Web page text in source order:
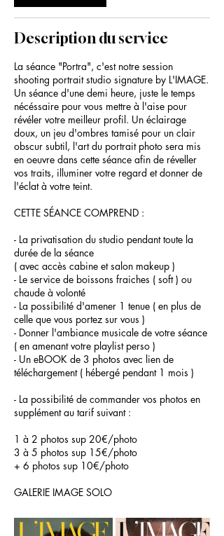
Description du service
La séance "Portra", c'est notre session
shooting portrait studio signature by L'IMAGE.
Un séance d'une demi heure, juste le temps
nécéssaire pour vous mettre à l'aise pour
révéler votre meilleur profil. Un éclairage
doux, un jeu d'ombres tamisé pour un clair
obscur subtil, l'art du portrait photo sera mis
en oeuvre dans cette séance afin de réveller
vos traits, illuminer votre regard et donner de
l'éclat à votre teint.
CETTE SÉANCE COMPREND :
- La privatisation du studio pendant toute la
durée de la séance
( avec accès cabine et salon makeup )
- Le service de boissons fraiches ( soft ) ou
chaude à volonté
- La possibilité d'amener 1 tenue ( en plus de
celle que vous portez sur vous )
- Donner l'ambiance musicale de votre séance
( en amenant votre playlist perso )
- Un eBOOK de 3 photos avec lien de
téléchargement ( hébergé pendant 1 mois )
- La possibilité de commander vos photos en
supplément au tarif suivant :
1 à 2 photos sup 20€/photo
3 à 5 photos sup 15€/photo
+ 6 photos sup 10€/photo
GALERIE IMAGE SOLO